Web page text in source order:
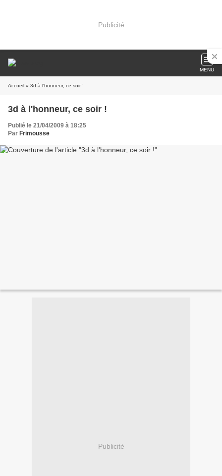
Publicité
MENU
Accueil » 3d à l'honneur, ce soir !
3d à l'honneur, ce soir !
Publié le 21/04/2009 à 18:25
Par Frimousse
Publicité